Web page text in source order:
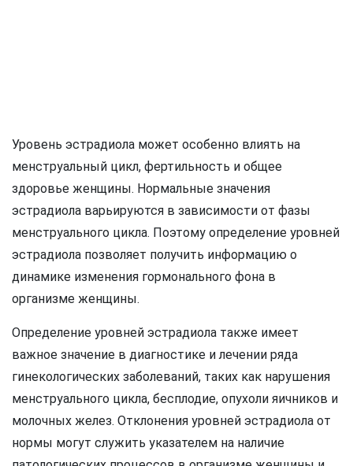
Уровень эстрадиола может особенно влиять на
менструальный цикл, фертильность и общее
здоровье женщины. Нормальные значения
эстрадиола варьируются в зависимости от фазы
менструального цикла. Поэтому определение уровней
эстрадиола позволяет получить информацию о
динамике изменения гормонального фона в
организме женщины.
Определение уровней эстрадиола также имеет
важное значение в диагностике и лечении ряда
гинекологических заболеваний, таких как нарушения
менструального цикла, бесплодие, опухоли яичников и
молочных желез. Отклонения уровней эстрадиола от
нормы могут служить указателем на наличие